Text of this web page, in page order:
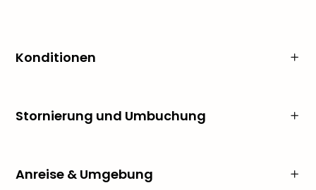
Konditionen
Stornierung und Umbuchung
Anreise & Umgebung